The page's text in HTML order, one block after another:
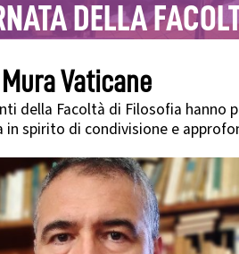
DELLA
Vaticane
della Facoltà di Filosofia hanno
in spirito di condivisione e